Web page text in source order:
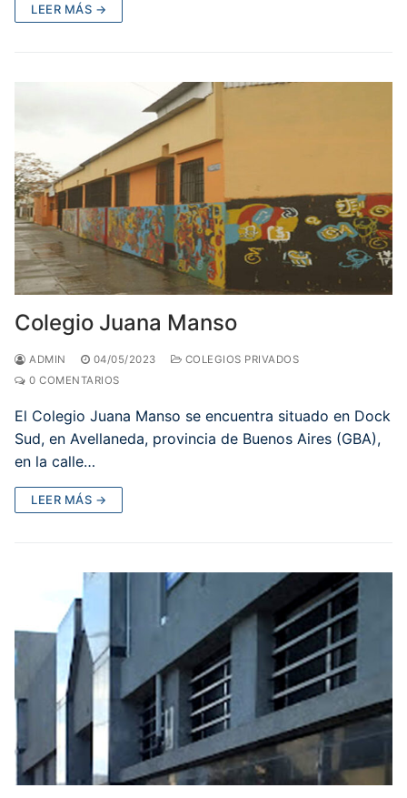
LEER MÁS →
Colegio Juana Manso
ADMIN 04/05/2023
COLEGIOS PRIVADOS
0 COMENTARIOS
El Colegio Juana Manso se encuentra situado en Dock
Sud, en Avellaneda, provincia de Buenos Aires (GBA),
en la calle…
LEER MÁS →